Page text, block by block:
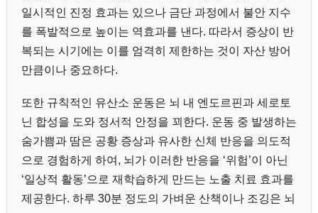
일시적인 진정 효과는 있으나 금단 과정에서 불안 지수
를 폭발적으로 높이는 역효과를 낸다. 따라서 증상이 반
복되는 시기에는 이를 엄격히 제한하는 것이 자산 방어
만큼이나 중요하다.
또한 규칙적인 유산소 운동은 뇌 내 엔도르핀과 세로토
닌 합성을 도와 정서적 안정을 꾀한다. 운동 중 발생하는
숨가쁨과 땀은 공황 증상과 유사한 신체 반응을 의도적
으로 경험하게 하여, 뇌가 이러한 반응을 ‘위험’이 아닌
‘일상적 활동’으로 재학습하게 만드는 노출 치료 효과를
제공한다. 하루 30분 정도의 가벼운 산책이나 조깅은 뇌